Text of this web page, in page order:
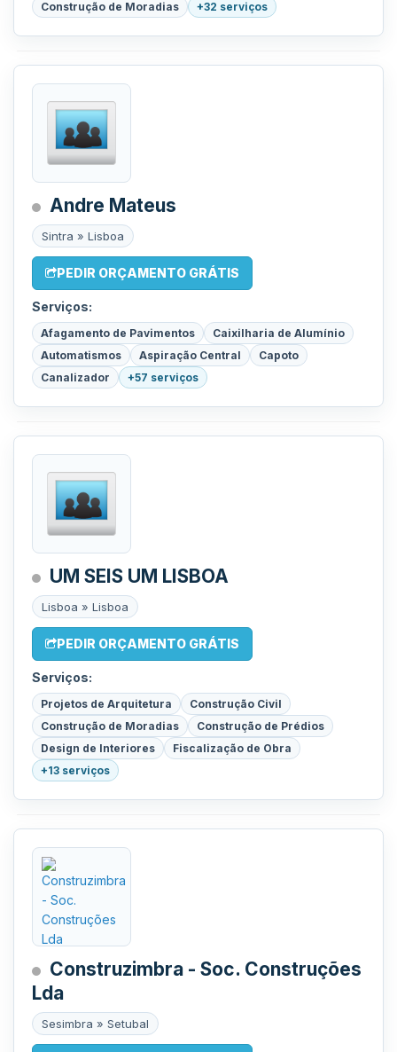
Construção de Moradias
+32 serviços
Andre Mateus
Sintra » Lisboa
PEDIR ORÇAMENTO GRÁTIS
Serviços:
Afagamento de Pavimentos
Caixilharia de Alumínio
Automatismos
Aspiração Central
Capoto
Canalizador
+57 serviços
UM SEIS UM LISBOA
Lisboa » Lisboa
PEDIR ORÇAMENTO GRÁTIS
Serviços:
Projetos de Arquitetura
Construção Civil
Construção de Moradias
Construção de Prédios
Design de Interiores
Fiscalização de Obra
+13 serviços
Construzimbra - Soc. Construções
Lda
Sesimbra » Setubal